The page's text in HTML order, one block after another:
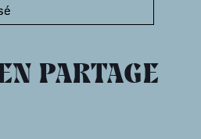
PARTAGE